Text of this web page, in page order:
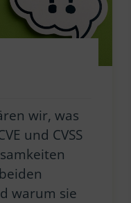
wir, was
und CVSS
warum sie